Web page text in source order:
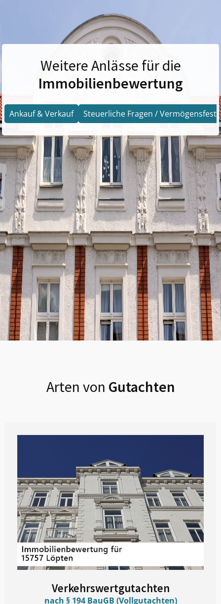
Weitere Anlässe für die
Immobilienbewertung
Ankauf & Verkauf Steuerliche Fragen /
Arten von Gutachten
Verkehrswertgutachten
nach § 194 BauGB (Vollgutachten)